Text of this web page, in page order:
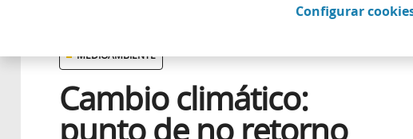
Configurar
MEDIOAMBIENTE
Cambio climático:
punto de no retorno